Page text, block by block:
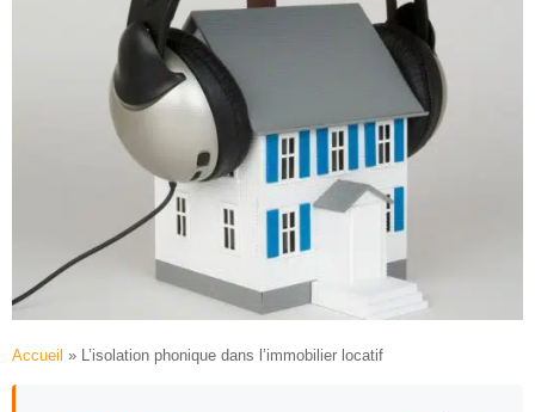
Accueil » L’isolation phonique dans l’immobilier locatif